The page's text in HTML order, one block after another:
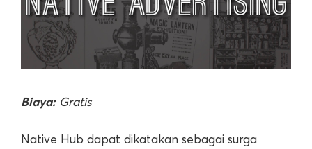
Biaya:Gratis
Native Hub dapat dikatakan sebagai surga